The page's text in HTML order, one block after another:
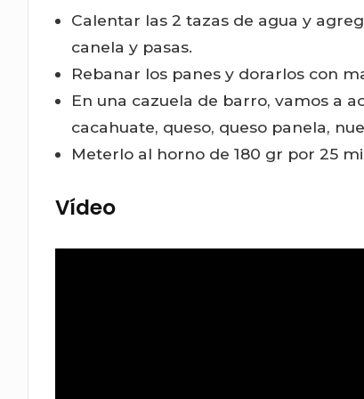
Calentar las 2 tazas de agua y
canela y pasas.
Rebanar los panes y dorarlos con
En una cazuela de barro, vamos a
cacahuate, queso, queso panela,
Meterlo al horno de 180 gr por 25
Vídeo